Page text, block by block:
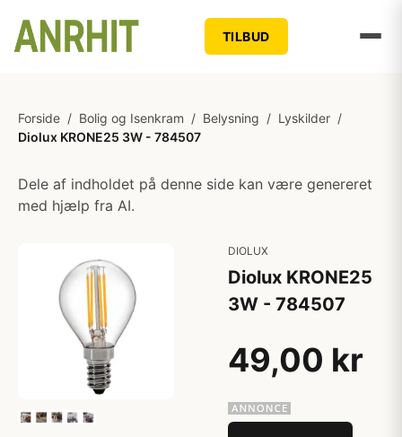
TILBUD
Forside / Bolig og Isenkram / Belysning / Lyskilder /
Diolux KRONE25 3W - 784507
Dele af indholdet på denne side kan være genereret
med hjælp fra AI.
DIOLUX
Diolux KRONE25
3W - 784507
49,00 kr